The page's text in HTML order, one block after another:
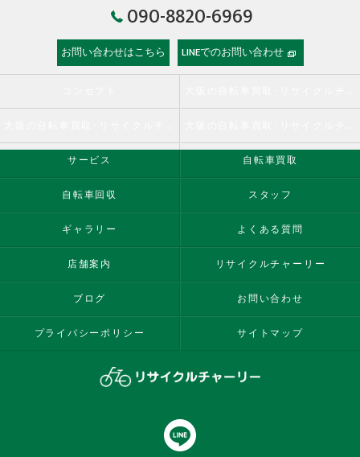
090-8820-6969
お問い合わせはこちら LINEでのお問い合わせ
サービス 自転車買取
自転車回収 スタッフ
ギャラリー よくある質問
店舗案内 リサイクルチャーリー
ブログ お問い合わせ
プライバシーポリシー サイトマップ